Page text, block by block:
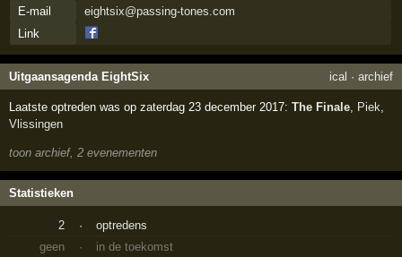
E-mail
eightsix@passing-tones.com
Link
Uitgaansagenda EightSix ical · archief
Laatste optreden was op zaterdag 23 december 2017:The Finale, Piek,
Vlissingen
toon archief, 2 evenementen
Statistieken
2 ·
optredens
geen
· in de toekomst